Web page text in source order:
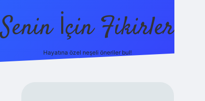
Senin İçin Fikirler
Hayatına özel neşeli öneriler bul!